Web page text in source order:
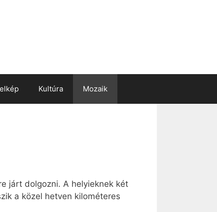
Kultúra Mozaik
járt dolgozni. A helyieknek két
a közel hetven kilométeres